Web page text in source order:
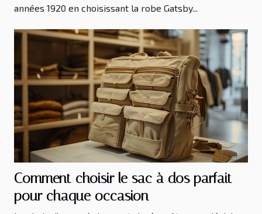
années 1920 en choisissant la robe Gatsby...
Comment choisir le sac à dos parfait
pour chaque occasion